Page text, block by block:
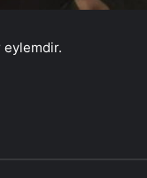
eylemdir.